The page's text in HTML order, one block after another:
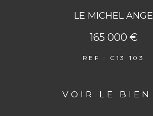
LE MICHEL ANGE
165 000 €
REF : C13 103
VOIR LE BIEN